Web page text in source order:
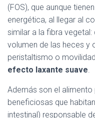
(FOS), que aunque
energética, al llegar al
similar a la fibra
volumen de las heces y
peristaltismo o
efecto laxante suave.
Además son el
beneficiosas que
intestinal) responsable